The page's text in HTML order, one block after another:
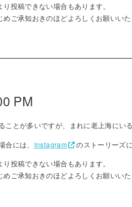
投稿できない場合もあります。
ご承知おきのほどよろしくお願いいた
PM
ことが多いですが、まれに老上海にい
合には、 Instagram
のストーリーズ
投稿できない場合もあります。
ご承知おきのほどよろしくお願いいた